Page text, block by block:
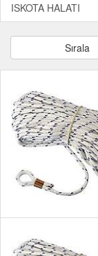
ISKOTA HALATI
Sırala